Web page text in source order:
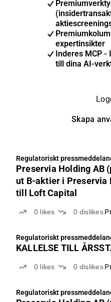
expertinsikter
Inderes MCP -
till dina AI-
Skapa
Regulatoriskt
Preservia Holding AB
ut B-aktier i Preservia
till Loft Capital
0 likes 0 dislikes
Regulatoriskt
KALLELSE TILL
0 likes 0 dislikes
Regulatoriskt